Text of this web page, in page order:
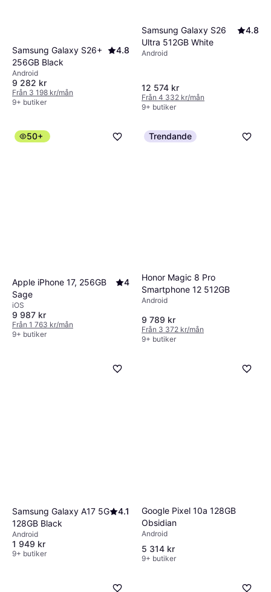
Samsung Galaxy S26+
256GB Black
4.8
Android
9 282 kr
Från 3 198 kr/mån
9+ butiker
Samsung Galaxy S26
Ultra 512GB White
4.8
Android
12 574 kr
Från 4 332 kr/mån
9+ butiker
50+
Apple iPhone 17, 256GB
Sage
4
iOS
9 987 kr
Från 1 763 kr/mån
9+ butiker
Trendande
Honor Magic 8 Pro
Smartphone 12 512GB
Android
9 789 kr
Från 3 372 kr/mån
9+ butiker
Samsung Galaxy A17 5G
128GB Black
4.1
Android
1 949 kr
9+ butiker
Google Pixel 10a 128GB
Obsidian
Android
5 314 kr
9+ butiker